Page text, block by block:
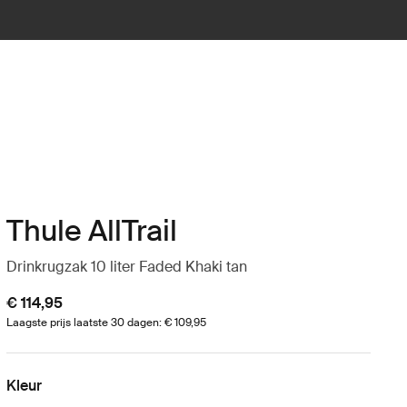
Thule AllTrail
Drinkrugzak 10 liter Faded Khaki tan
€ 114,95
Laagste prijs laatste 30 dagen: € 109,95
Kleur